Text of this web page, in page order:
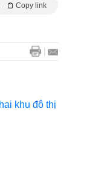
Copy link